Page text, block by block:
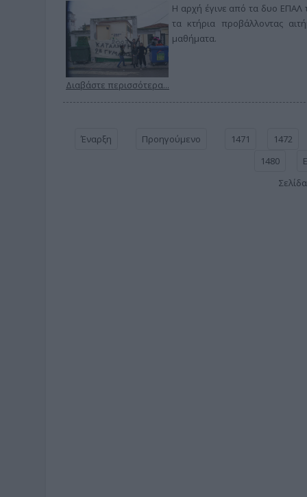
Η αρχή έγινε από τα δυο ΕΠΑΛ
τα κτήρια προβάλλοντας
μαθήματα.
Διαβάστε περισσότερα...
Έναρξη Προηγούμενο 1471 1472
1480